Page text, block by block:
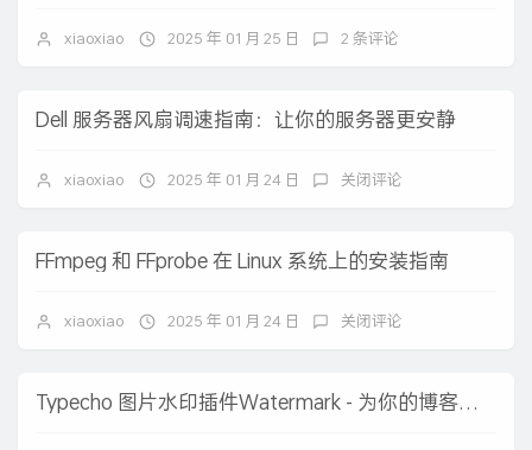
xiaoxiao 2025 年 01 月 25 日 2 条评论
Dell 服务器风扇调速指南：让你的服务器更安静
xiaoxiao 2025 年 01 月 24 日 关闭评论
FFmpeg 和 FFprobe 在 Linux 系统上的安装指南
xiaoxiao 2025 年 01 月 24 日 关闭评论
Typecho 图片水印插件Watermark - 为你的博客图片添加专属水印